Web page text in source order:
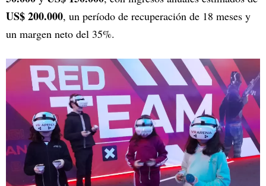
US$ 200.000, un período de recuperación de 18 meses y
un margen neto del 35%.